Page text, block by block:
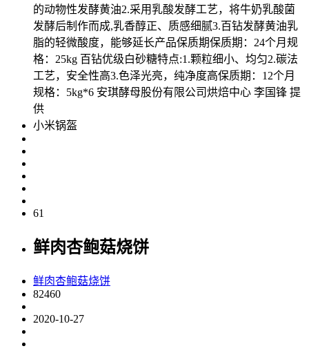
的动物性发酵黄油2.采用乳酸发酵工艺，将牛奶乳酸菌
发酵后制作而成,乳香醇正、质感细腻3.百钻发酵黄油乳
脂的轻微酸度，能够延长产品保质期保质期：24个月规
格：25kg 百钻优级白砂糖特点:1.颗粒细小、均匀2.碳法
工艺，安全性高3.色泽光亮，纯净度高保质期：12个月
规格：5kg*6 安琪酵母股份有限公司烘焙中心 李国锋 提
供
小米锅盔
61
鲜肉杏鲍菇烧饼
鲜肉杏鲍菇烧饼
82460
2020-10-27